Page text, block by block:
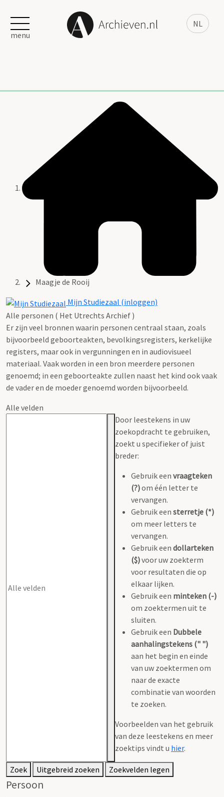
NL
menu
Maagje de Rooij
Mijn Studiezaal (inloggen)
Alle personen ( Het Utrechts Archief )
Er zijn veel bronnen waarin personen centraal staan, zoals
bijvoorbeeld geboorteakten, bevolkingsregisters, kerkelijke
registers, maar ook in vergunningen en in audiovisueel
materiaal. Vaak worden in een bron meerdere personen
genoemd; in een geboorteakte zullen naast het kind ook vaak
de vader en de moeder genoemd worden bijvoorbeeld.
Alle velden
Door leestekens in uw
zoekopdracht te gebruiken,
zoekt u specifieker of juist
breder:
Gebruik een vraagteken
(?)om één letter te
vervangen.
Gebruik een sterretje (*)
om meer letters te
vervangen.
Gebruik een dollarteken
($)voor uw zoekterm
voor resultaten die op
elkaar lijken.
Gebruik een minteken (-)
om zoektermen uit te
sluiten.
Gebruik een Dubbele
aanhalingstekens (" ")
aan het begin en einde
van uw zoektermen om
naar de exacte
combinatie van woorden
te zoeken.
Voorbeelden van het gebruik
van deze leestekens en meer
zoektips vindt u hier.
Zoek Uitgebreid zoeken Zoekvelden legen
Persoon